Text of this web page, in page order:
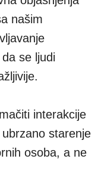
našim
se ljudi
interakcije
starenje
osoba, a ne